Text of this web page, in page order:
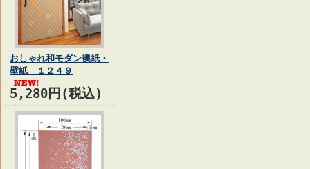
おしゃれ和モダン襖紙・
壁紙 １２４９
5,280円(税込)